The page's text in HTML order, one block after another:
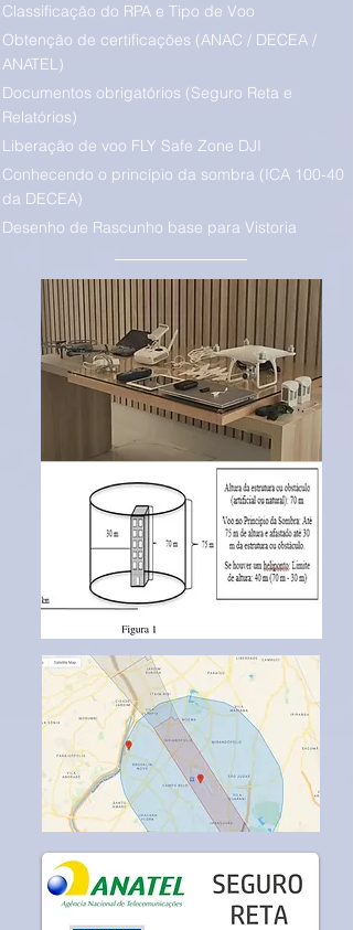
Classificação do RPA e Tipo de Voo
Obtenção de certificações (ANAC / DECEA /
ANATEL)
Documentos obrigatórios (Seguro Reta e
Relatórios)
Liberação de voo FLY Safe Zone DJI
Conhecendo o princípio da sombra (ICA 100-40
da DECEA)
Desenho de Rascunho base para Vistoria